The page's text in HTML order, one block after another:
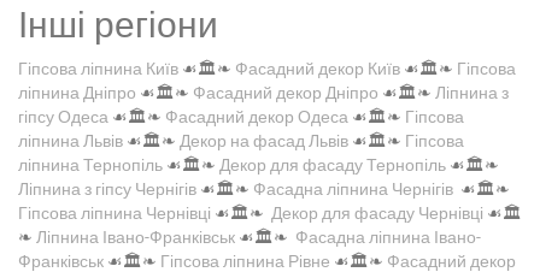
Інші регіони
Гіпсова ліпнина Київ ☙🏛️❧ Фасадний декор Київ ☙🏛️❧ Гіпсова
ліпнина Дніпро ☙🏛️❧ Фасадний декор Дніпро ☙🏛️❧ Ліпнина з
гіпсу Одеса ☙🏛️❧ Фасадний декор Одеса ☙🏛️❧ Гіпсова
ліпнина Львів ☙🏛️❧ Декор на фасад Львів ☙🏛️❧ Гіпсова
ліпнина Тернопіль ☙🏛️❧ Декор для фасаду Тернопіль ☙🏛️❧
Ліпнина з гіпсу Чернігів ☙🏛️❧ Фасадна ліпнина Чернігів ☙🏛️❧
Гіпсова ліпнина Чернівці ☙🏛️❧ Декор для фасаду Чернівці ☙🏛️
❧ Ліпнина Івано-Франківськ ☙🏛️❧ Фасадна ліпнина Івано-
Франківськ ☙🏛️❧ Гіпсова ліпнина Рівне ☙🏛️❧ Фасадний декор